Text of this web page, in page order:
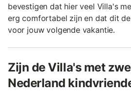
bevestigen dat hier veel Villa's
erg comfortabel zijn en dat dit
voor jouw volgende vakantie.
Zijn de Villa's met
Nederland